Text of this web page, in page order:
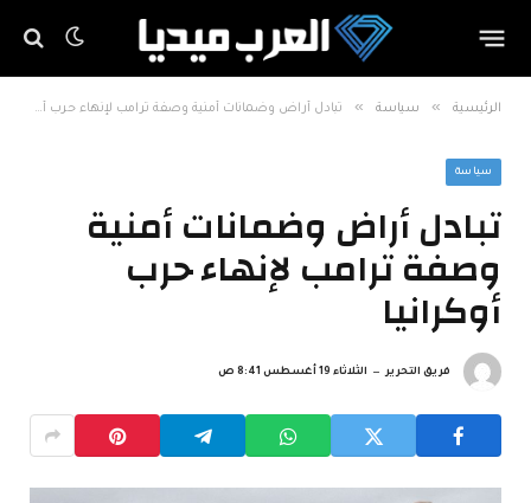
الرئيسية » سياسة » تبادل أراض وضمانات أمنية وصفة ترامب لإنهاء حرب أوكرانيا
سياسة
تبادل أراض وضمانات أمنية
وصفة ترامب لإنهاء حرب
أوكرانيا
فريق التحرير الثلاثاء 19 أغسطس 8:41 ص